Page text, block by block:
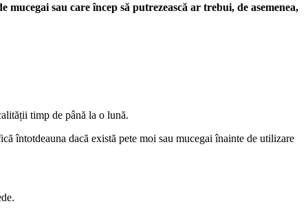
mucegai sau care încep să putrezească ar trebui, de asemenea,
timp de până la o lună.
întotdeauna dacă există pete moi sau mucegai înainte de utilizare